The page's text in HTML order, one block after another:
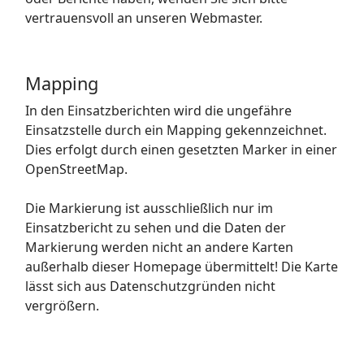
vertrauensvoll an unseren Webmaster.
Mapping
In den Einsatzberichten wird die ungefähre
Einsatzstelle durch ein Mapping gekennzeichnet.
Dies erfolgt durch einen gesetzten Marker in einer
OpenStreetMap.
Die Markierung ist ausschließlich nur im
Einsatzbericht zu sehen und die Daten der
Markierung werden nicht an andere Karten
außerhalb dieser Homepage übermittelt! Die Karte
lässt sich aus Datenschutzgründen nicht
vergrößern.